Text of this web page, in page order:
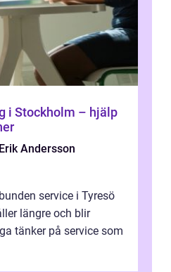
i Stockholm – hjälp
Erik Andersson
service i Tyresö
längre och blir
tänker på service som